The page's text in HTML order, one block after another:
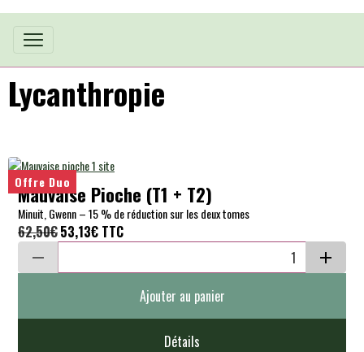
Lycanthropie
Offre Duo
Mauvaise Pioche (T1 + T2)
Minuit, Gwenn – 15 % de réduction sur les deux tomes
62,50€53,13€ TTC
Ajouter au panier
Détails